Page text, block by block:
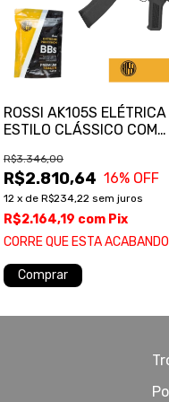
ROSSI AK105S
ESTILO CLÁSSICO COM
R$2.810,64
R$3.346,00
16% OFF
12 x de R$234,22 sem juros
R$2.164,19 com Pix
CORRE QUE ESTA
Comprar